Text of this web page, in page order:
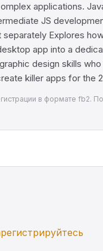
applications.
JS
Explores
app into a
design skills
killer apps for the
в формате fb2.